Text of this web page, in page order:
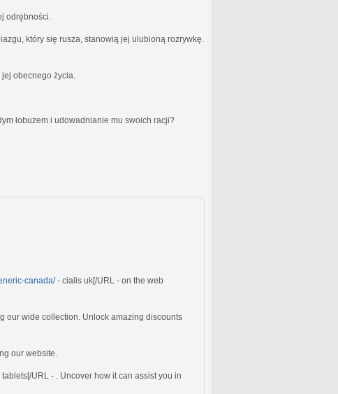
odrębności.
który się rusza, stanowią jej ulubioną rozrywkę.
obecnego życia.
łobuzem i udowadnianie mu swoich racji?
canada/- cialis uk[/URL - on the web
our wide collection. Unlock amazing discounts
our website.
URL - . Uncover how it can assist you in